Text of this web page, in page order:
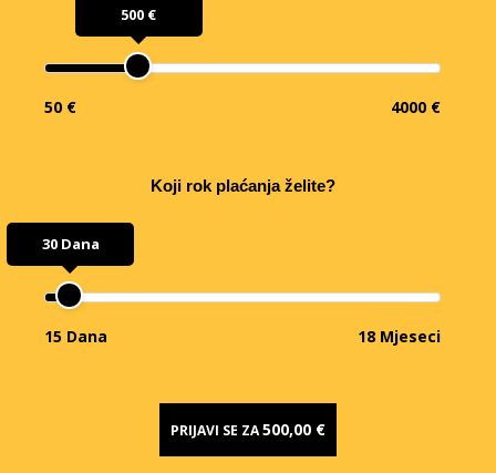
500 €
50 € 4000 €
Koji rok plaćanja želite?
30 Dana
15 Dana 18 Mjeseci
PRIJAVI SE ZA500,00 €